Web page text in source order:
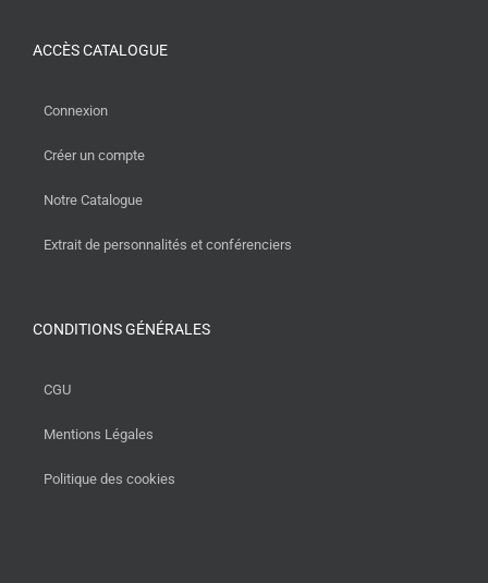
ACCÈS CATALOGUE
Connexion
Créer un compte
Notre Catalogue
Extrait de personnalités et conférenciers
CONDITIONS GÉNÉRALES
CGU
Mentions Légales
Politique des cookies